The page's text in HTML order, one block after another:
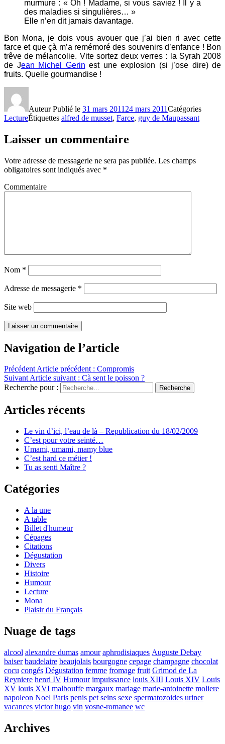
murmure : « Oh ! Madame, si vous saviez ! Il y a
des maladies si singulières… »
Elle n’en dit jamais davantage.
Bon Mona, je dois vous avouer que j’ai bien ri avec cette
farce et que çà m’a remémoré des souvenirs d’enfance ! Bon
trêve de mélancolie. Vite sortez deux verres : la Syrah 2008
de Jean Michel Gerin est une explosion (si j’ose dire) de
fruits. Quelle gourmandise !
AuteurPublié le 31 mars 2011 24 mars 2011Catégories
LectureÉtiquettes alfred de musset, Farce, guy de Maupassant
Laisser un commentaire
Votre adresse de messagerie ne sera pas publiée. Les champs
obligatoires sont indiqués avec *
Commentaire
Nom *
Adresse de messagerie *
Site web
Navigation de l’article
PrécédentArticle précédent : Compromis
SuivantArticle suivant : Cà sent le poisson ?
Recherche pour :
Recherche
Articles récents
Le vin d’ici, l’eau de là – Republication du 18/02/2009
C’est pour votre seinté…
Umami, umami, mamy blue
C’est hard ce métier !
Tu as senti Maître ?
Catégories
A la une
A table
Billet d'humeur
Cépages
Citations
Dégustation
Divers
Histoire
Humour
Lecture
Mona
Plaisir du Français
Nuage de tags
alcool alexandre dumas amour aphrodisiaques Auguste Debay
baiser baudelaire beaujolais bourgogne cepage champagne chocolat
cocu congés Dégustation femme fromage fruit Grimod de La
Reyniere henri IV Humour impuissance louis XIII Louis XIV Louis
XV louis XVI malbouffe margaux mariage marie-antoinette moliere
napoleon Noel Paris penis pet seins sexe spermatozoides uriner
vacances victor hugo vin vosne-romanee wc
Archives